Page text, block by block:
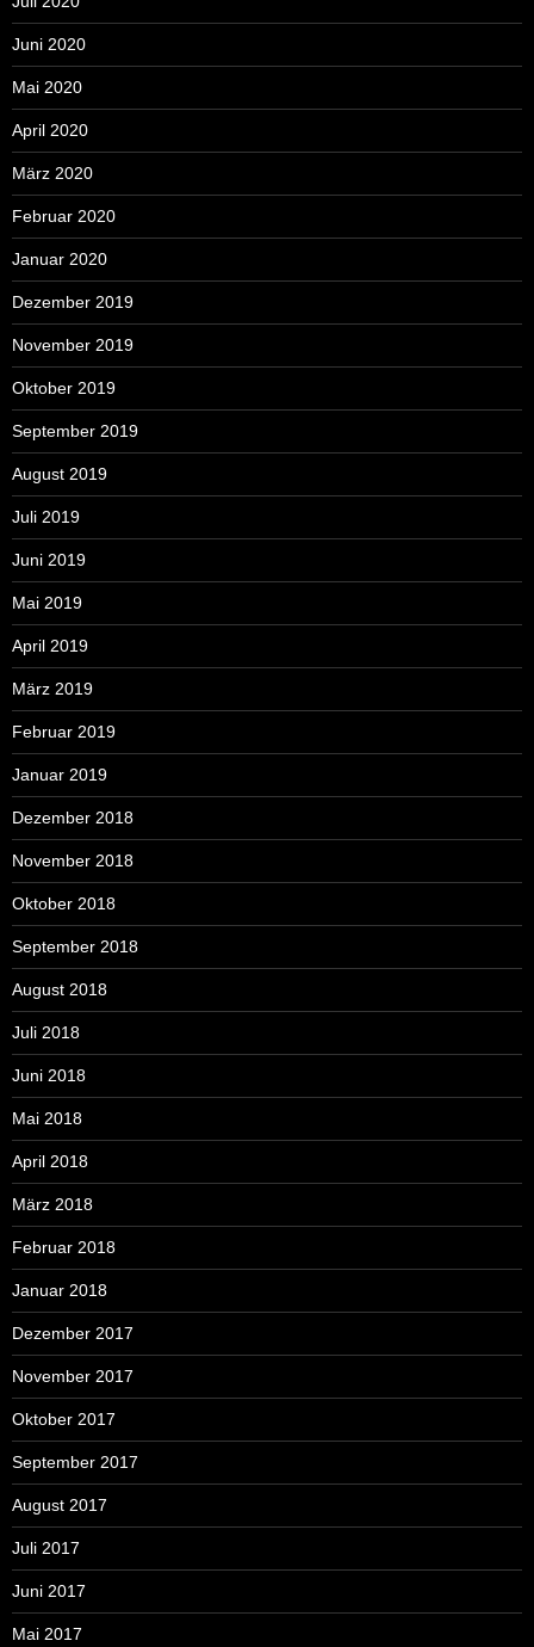
Juni 2020
Mai 2020
April 2020
März 2020
Februar 2020
Januar 2020
Dezember 2019
November 2019
Oktober 2019
September 2019
August 2019
Juli 2019
Juni 2019
Mai 2019
April 2019
März 2019
Februar 2019
Januar 2019
Dezember 2018
November 2018
Oktober 2018
September 2018
August 2018
Juli 2018
Juni 2018
Mai 2018
April 2018
März 2018
Februar 2018
Januar 2018
Dezember 2017
November 2017
Oktober 2017
September 2017
August 2017
Juli 2017
Juni 2017
Mai 2017